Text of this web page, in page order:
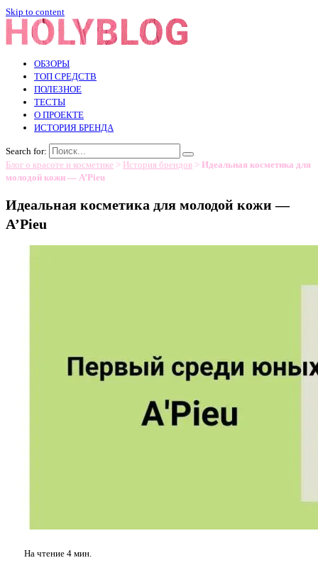
Skip to content
ОБЗОРЫ
ТОП СРЕДСТВ
ПОЛЕЗНОЕ
ТЕСТЫ
О ПРОЕКТЕ
ИСТОРИЯ БРЕНДА
Search for:
Блог о красоте и косметике > История брендов > Идеальная косметика для
молодой кожи — A’Pieu
Идеальная косметика для молодой кожи —
A’Pieu
На чтение 4 мин.